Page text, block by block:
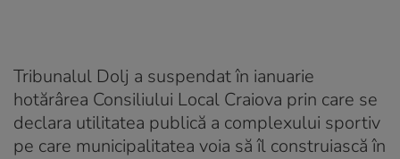
Tribunalul Dolj a suspendat în ianuarie
hotărârea Consiliului Local Craiova prin care se
declara utilitatea publică a complexului sportiv
pe care municipalitatea voia să îl construiască în